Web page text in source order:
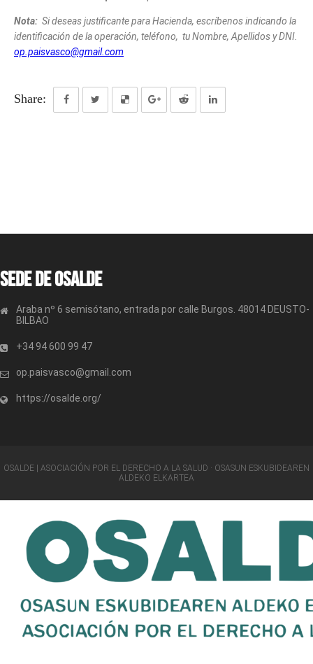
Nota: Si deseas justificante para Hacienda, escríbenos indicando la
identificación de la operación, teléfono, tu Nombre, Apellidos y DNI.
op.paisvasco@gmail.com
Share:
Sede de OSALDE
Araba nº 6 semisótano, entrada por calle Burgos. 48014 DEUSTO-
BILBAO
+34 94 600 99 47
op.paisvasco@gmail.com
https://osalde.org/
OSALDE | ASOCIACIÓN POR EL DERECHO A LA SALUD · OSASUN ESKUBIDEAREN
ALDEKO ELKARTEA